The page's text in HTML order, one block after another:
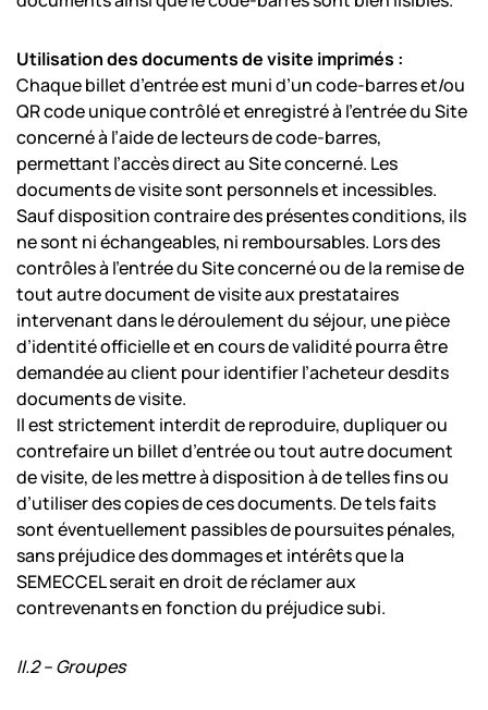
Utilisation des documents de visite imprimés :
Chaque billet d’entrée est muni d’un code-barres et/ou
QR code unique contrôlé et enregistré à l’entrée du Site
concerné à l’aide de lecteurs de code-barres,
permettant l’accès direct au Site concerné. Les
documents de visite sont personnels et incessibles.
Sauf disposition contraire des présentes conditions, ils
ne sont ni échangeables, ni remboursables. Lors des
contrôles à l’entrée du Site concerné ou de la remise de
tout autre document de visite aux prestataires
intervenant dans le déroulement du séjour, une pièce
d’identité officielle et en cours de validité pourra être
demandée au client pour identifier l’acheteur desdits
documents de visite.
Il est strictement interdit de reproduire, dupliquer ou
contrefaire un billet d’entrée ou tout autre document
de visite, de les mettre à disposition à de telles fins ou
d’utiliser des copies de ces documents. De tels faits
sont éventuellement passibles de poursuites pénales,
sans préjudice des dommages et intérêts que la
SEMECCEL serait en droit de réclamer aux
contrevenants en fonction du préjudice subi.
II.2 – Groupes